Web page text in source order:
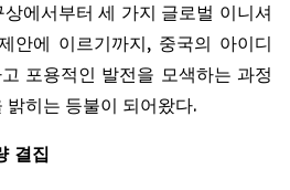
에서부터 세 가지 글로벌 이니셔
안에 이르기까지, 중국의 아이디
포용적인 발전을 모색하는 과정
히는 등불이 되어왔다.
결집